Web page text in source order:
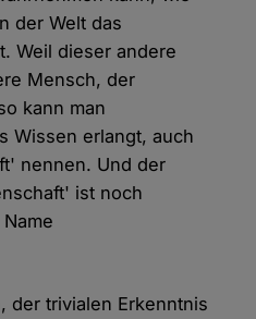
der Welt das
Weil dieser andere
Mensch, der
kann man
Wissen erlangt, auch
nennen. Und der
ist noch
der trivialen Erkenntnis